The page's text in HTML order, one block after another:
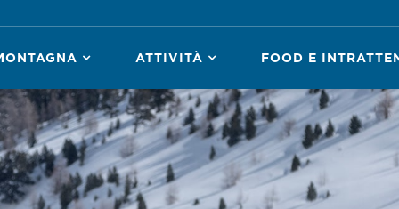
ATTIVITÀ FOOD E